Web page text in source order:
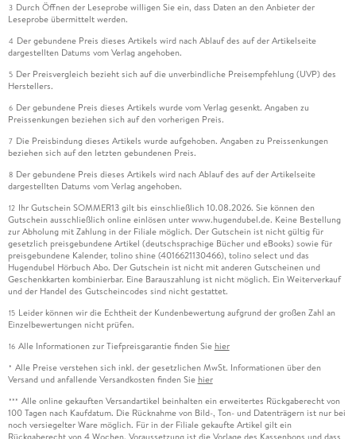
3 Durch Öffnen der Leseprobe willigen Sie ein, dass Daten an den Anbieter der
Leseprobe übermittelt werden.
4 Der gebundene Preis dieses Artikels wird nach Ablauf des auf der Artikelseite
dargestellten Datums vom Verlag angehoben.
5 Der Preisvergleich bezieht sich auf die unverbindliche Preisempfehlung (UVP) des
Herstellers.
6 Der gebundene Preis dieses Artikels wurde vom Verlag gesenkt. Angaben zu
Preissenkungen beziehen sich auf den vorherigen Preis.
7 Die Preisbindung dieses Artikels wurde aufgehoben. Angaben zu Preissenkungen
beziehen sich auf den letzten gebundenen Preis.
8 Der gebundene Preis dieses Artikels wird nach Ablauf des auf der Artikelseite
dargestellten Datums vom Verlag angehoben.
12 Ihr Gutschein SOMMER13 gilt bis einschließlich 10.08.2026. Sie können den
Gutschein ausschließlich online einlösen unter www.hugendubel.de. Keine Bestellung
zur Abholung mit Zahlung in der Filiale möglich. Der Gutschein ist nicht gültig für
gesetzlich preisgebundene Artikel (deutschsprachige Bücher und eBooks) sowie für
preisgebundene Kalender, tolino shine (4016621130466), tolino select und das
Hugendubel Hörbuch Abo. Der Gutschein ist nicht mit anderen Gutscheinen und
Geschenkkarten kombinierbar. Eine Barauszahlung ist nicht möglich. Ein Weiterverkauf
und der Handel des Gutscheincodes sind nicht gestattet.
15 Leider können wir die Echtheit der Kundenbewertung aufgrund der großen Zahl an
Einzelbewertungen nicht prüfen.
16 Alle Informationen zur Tiefpreisgarantie finden Sie hier
* Alle Preise verstehen sich inkl. der gesetzlichen MwSt. Informationen über den
Versand und anfallende Versandkosten finden Sie hier
*** Alle online gekauften Versandartikel beinhalten ein erweitertes Rückgaberecht von
100 Tagen nach Kaufdatum. Die Rücknahme von Bild-, Ton- und Datenträgern ist nur bei
noch versiegelter Ware möglich. Für in der Filiale gekaufte Artikel gilt ein